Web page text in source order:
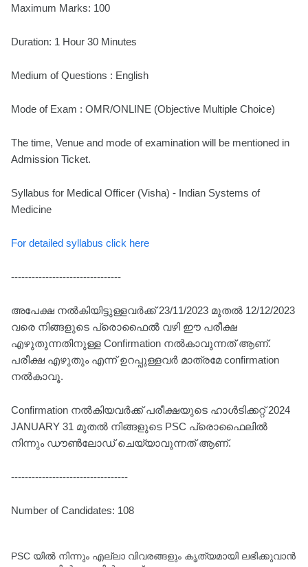
Maximum Marks: 100
Duration: 1 Hour 30 Minutes
Medium of Questions : English
Mode of Exam : OMR/ONLINE (Objective Multiple Choice)
The time, Venue and mode of examination will be mentioned in
Admission Ticket.
Syllabus for Medical Officer (Visha) - Indian Systems of
Medicine
For detailed syllabus click here
--------------------------------
അപേക്ഷ നൽകിയിട്ടുള്ളവർക്ക് 23/11/2023 മുതൽ 12/12/2023
വരെ നിങ്ങളുടെ പ്രൊഫൈൽ വഴി ഈ പരീക്ഷ
എഴുതുന്നതിനുള്ള Confirmation നൽകാവുന്നത് ആണ്.
പരീക്ഷ എഴുതും എന്ന് ഉറപ്പുള്ളവർ മാത്രമേ confirmation
നൽകാവൂ.
Confirmation നൽകിയവർക്ക് പരീക്ഷയുടെ ഹാൾടിക്കറ്റ് 2024
JANUARY 31 മുതൽ നിങ്ങളുടെ PSC പ്രൊഫൈലിൽ
നിന്നും ഡൗൺലോഡ് ചെയ്യാവുന്നത് ആണ്.
----------------------------------
Number of Candidates: 108
PSC യിൽ നിന്നും എല്ലാ വിവരങ്ങളും കൃത്യമായി ലഭിക്കുവാൻ